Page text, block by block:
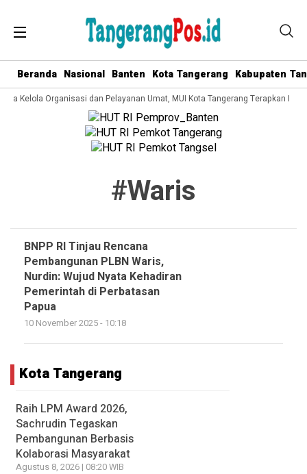
Beranda Nasional Banten Kota Tangerang Kabupaten
Kelola Organisasi dan Pelayanan Umat, MUI Kota Tangerang Terapkan ISO
#waris
BNPP RI Tinjau Rencana
Pembangunan PLBN Waris,
Nurdin: Wujud Nyata Kehadiran
Pemerintah di Perbatasan
Papua
10 November 2025 - 10:18
Kota Tangerang
Raih LPM Award 2026,
Sachrudin Tegaskan
Pembangunan Berbasis
Kolaborasi Masyarakat
Agustus 8, 2026 | 08:20 WIB